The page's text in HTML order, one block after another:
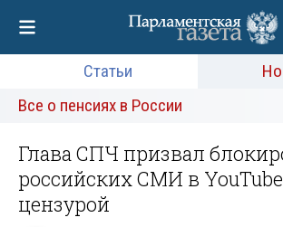
Статьи
Все о пенсиях в России
Глава СПЧ призвал
российских СМИ в
цензурой